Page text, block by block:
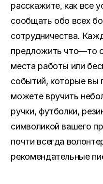
расскажите, как все
сообщать обо всех
сотрудничества.
предложить что—то
места работы или
событий, которые вы
можете вручить
ручки, футболки,
символикой вашего
почти всегда
рекомендательные